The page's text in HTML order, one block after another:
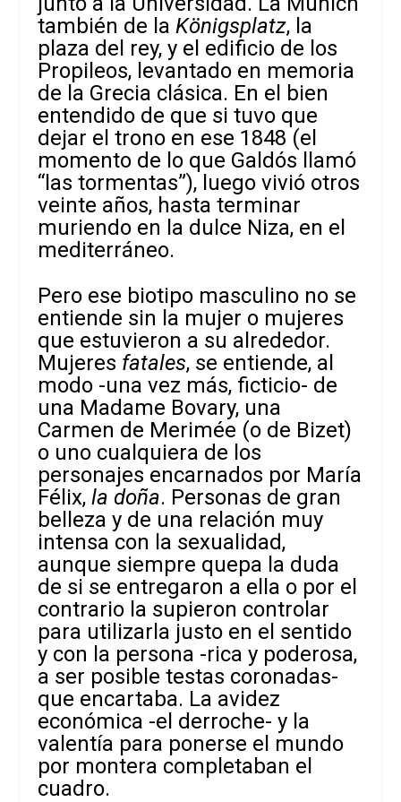
también de laKönigsplatz, la
plaza del rey, y el edificio de los
Propileos, levantado en memoria
de la Grecia clásica. En el bien
entendido de que si tuvo que
dejar el trono en ese 1848 (el
momento de lo que Galdós llamó
“las tormentas”), luego vivió otros
veinte años, hasta terminar
muriendo en la dulce Niza, en el
mediterráneo.
Pero ese biotipo masculino no se
entiende sin la mujer o mujeres
que estuvieron a su alrededor.
Mujeres fatales, se entiende, al
modo -una vez más, ficticio- de
una Madame Bovary, una
Carmen de Merimée (o de Bizet)
o uno cualquiera de los
personajes encarnados por María
Félix,la doña. Personas de gran
belleza y de una relación muy
intensa con la sexualidad,
aunque siempre quepa la duda
de si se entregaron a ella o por el
contrario la supieron controlar
para utilizarla justo en el sentido
y con la persona -rica y poderosa,
a ser posible testas coronadas-
que encartaba. La avidez
económica -el derroche- y la
valentía para ponerse el mundo
por montera completaban el
cuadro.